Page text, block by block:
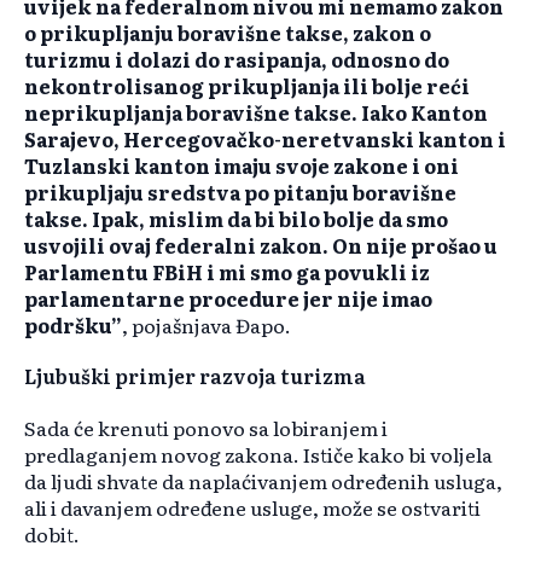
uvijek na federalnom nivou mi nemamo zakon
o prikupljanju boravišne takse, zakon o
turizmu i dolazi do rasipanja, odnosno do
nekontrolisanog prikupljanja ili bolje reći
neprikupljanja boravišne takse. Iako Kanton
Sarajevo, Hercegovačko-neretvanski kanton i
Tuzlanski kanton imaju svoje zakone i oni
prikupljaju sredstva po pitanju boravišne
takse. Ipak, mislim da bi bilo bolje da smo
usvojili ovaj federalni zakon. On nije prošao u
Parlamentu FBiH i mi smo ga povukli iz
parlamentarne procedure jer nije imao
podršku”, pojašnjava Đapo.
Ljubuški primjer razvoja turizma
Sada će krenuti ponovo sa lobiranjem i
predlaganjem novog zakona. Ističe kako bi voljela
da ljudi shvate da naplaćivanjem određenih usluga,
ali i davanjem određene usluge, može se ostvariti
dobit.